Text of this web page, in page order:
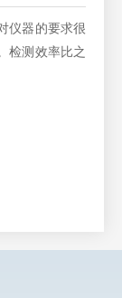
仪器的要求很
检测效率比之